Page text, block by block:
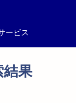
ービス
結果